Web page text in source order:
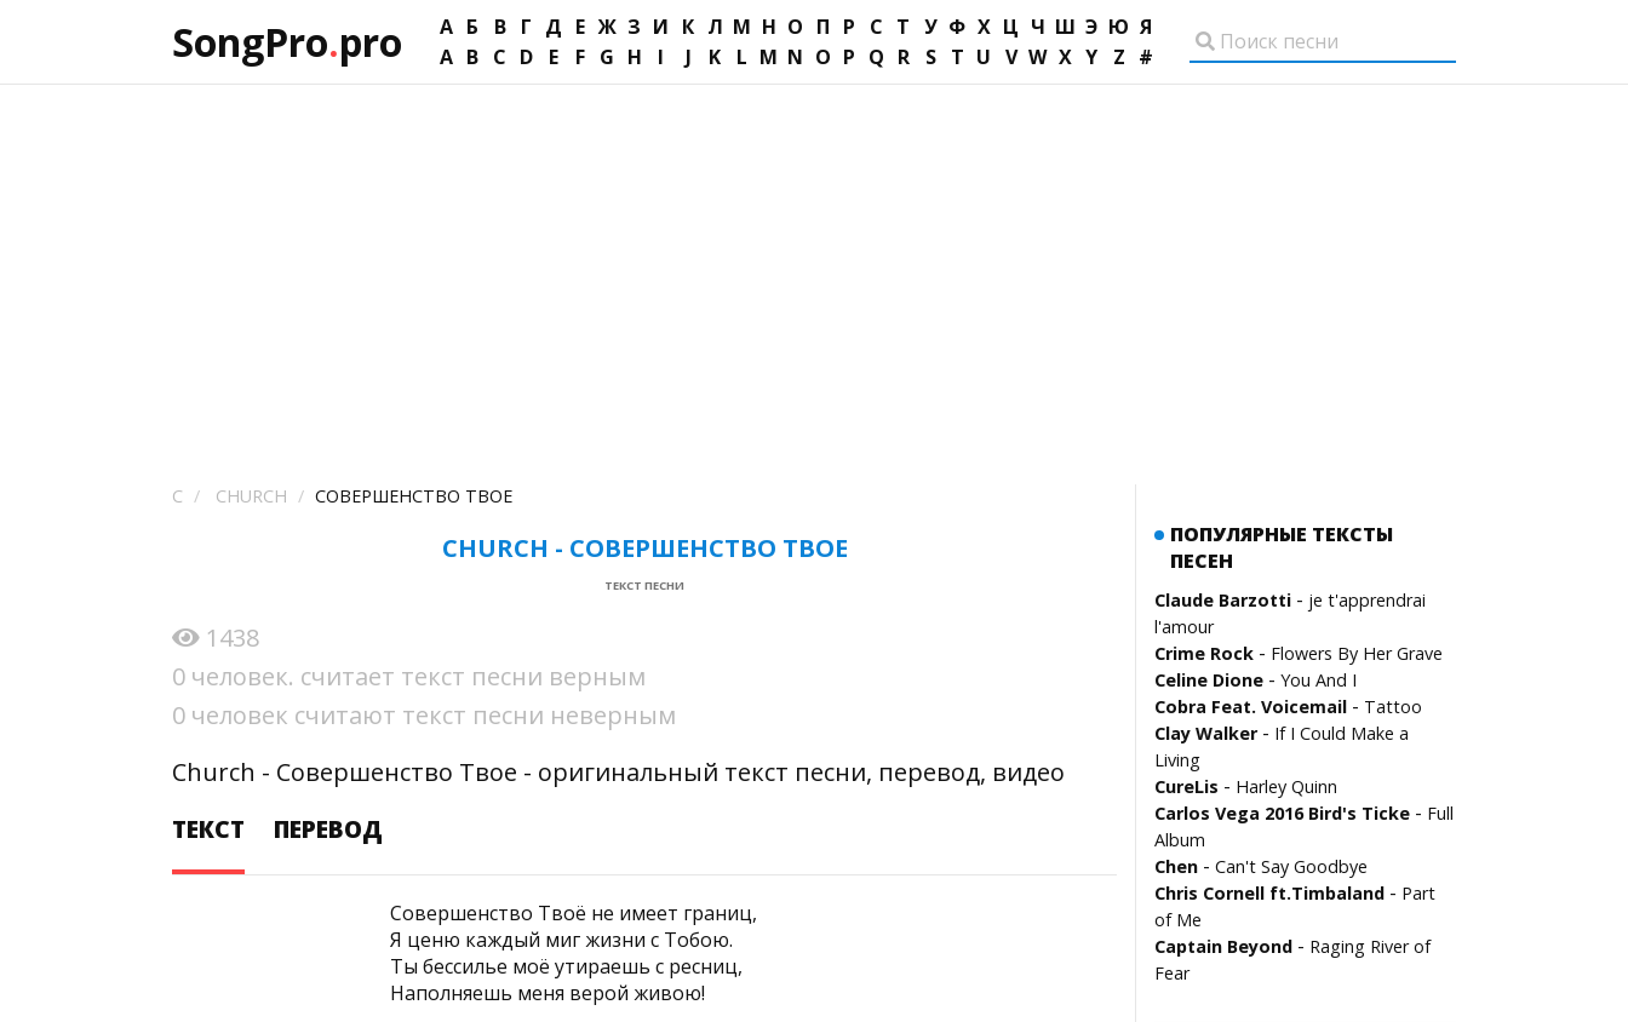
SongPro.pro А Б В Г Д Е Ж З И К Л М Н О П Р С Т У Ф Х Ц Ч Ш Э Ю Я
A B C D E F G H I J K L M N O P Q R S T U V W X Y Z #
C CHURCH СОВЕРШЕНСТВО ТВОЕ
CHURCH - СОВЕРШЕНСТВО ТВОЕ
ТЕКСТ ПЕСНИ
1438
0 человек. считает текст песни верным
0 человек считают текст песни неверным
Church - Совершенство Твое - оригинальный текст песни, перевод, видео
ТЕКСТ
ПЕРЕВОД
Совершенство Твоё не имеет границ,
Я ценю каждый миг жизни с Тобою.
Ты бессилье моё утираешь с ресниц,
Наполняешь меня верой живою!
ПОПУЛЯРНЫЕ ТЕКСТЫ
ПЕСЕН
Claude Barzotti - je t'apprendrai
l'amour
Crime Rock - Flowers By Her Grave
Celine Dione - You And I
Cobra Feat. Voicemail - Tattoo
Clay Walker- If I Could Make a
Living
CureLis - Harley Quinn
Carlos Vega 2016 Bird's Ticke - Full
Album
Chen - Can't Say Goodbye
Chris Cornell ft.Timbaland - Part
of Me
Captain Beyond - Raging River of
Fear